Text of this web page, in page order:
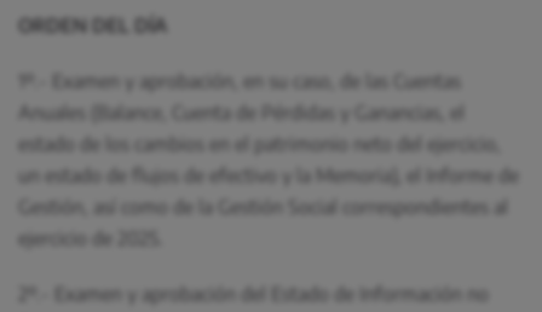
ORDEN DEL DÍA
1º.- Examen y aprobación, en su caso, de las Cuentas
Anuales (Balance, Cuenta de Pérdidas y Ganancias, el
estado de los cambios en el patrimonio neto del ejercicio,
un estado de flujos de efectivo y la Memoria), el Informe de
Gestión, así como de la Gestión Social correspondientes al
ejercicio de 2025.
2º.- Examen y aprobación del Estado de Información no